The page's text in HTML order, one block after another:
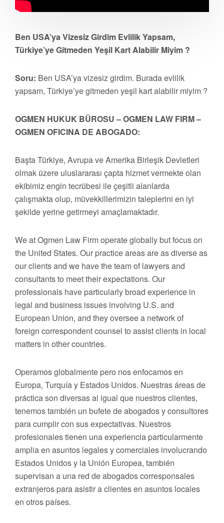
Ben USA’ya Vizesiz Girdim Evlilik Yapsam,
Türkiye’ye Gitmeden Yeşil Kart Alabilir Miyim ?
Soru: Ben USA’ya vizesiz girdim. Burada evlilik
yapsam, Türkiye’ye gitmeden yeşil kart alabilir miyim ?
OGMEN HUKUK BÜROSU – OGMEN LAW FIRM –
OGMEN OFICINA DE ABOGADO:
Başta Türkiye, Avrupa ve Amerika Birleşik Devletleri
olmak üzere uluslararası çapta hizmet vermekte olan
ekibimiz engin tecrübesi ile çeşitli alanlarda
çalışmakta olup, müvekkillerimizin taleplerini en iyi
şekilde yerine getirmeyi amaçlamaktadır.
We at Ogmen Law Firm operate globally but focus on
the United States. Our practice areas are as diverse as
our clients and we have the team of lawyers and
consultants to meet their expectations. Our
professionals have particularly broad experience in
legal and business issues involving U.S. and
European Union, and they oversee a network of
foreign correspondent counsel to assist clients in local
matters in other countries.
Operamos globalmente pero nos enfocamos en
Europa, Turquía y Estados Unidos. Nuestras áreas de
práctica son diversas al igual que nuestros clientes,
tenemos también un bufete de abogados y consultores
para cumplir con sus expectativas. Nuestros
profesionales tienen una experiencia particularmente
amplia en asuntos legales y comerciales involucrando
Estados Unidos y la Unión Europea, también
supervisan a una red de abogados corresponsales
extranjeros para asistir a clientes en asuntos locales
en otros países.